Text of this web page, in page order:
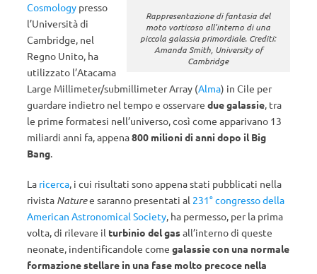
Rappresentazione di fantasia del
moto vorticoso all’interno di una
piccola galassia primordiale. Crediti:
Amanda Smith, University of
Cambridge
Cosmology presso
l’Università di
Cambridge, nel
Regno Unito, ha
utilizzato l’Atacama
Large Millimeter/submillimeter Array (Alma) in Cile per
guardare indietro nel tempo e osservare due galassie, tra
le prime formatesi nell’universo, così come apparivano 13
miliardi anni fa, appena800 milioni di anni dopo il Big
Bang.
La ricerca, i cui risultati sono appena stati pubblicati nella
rivista Naturee saranno presentati al 231° congresso della
American Astronomical Society, ha permesso, per la prima
volta, di rilevare il turbinio del gasall’interno di queste
neonate, indentificandole come galassie con una normale
formazione stellare in una fase molto precoce nella